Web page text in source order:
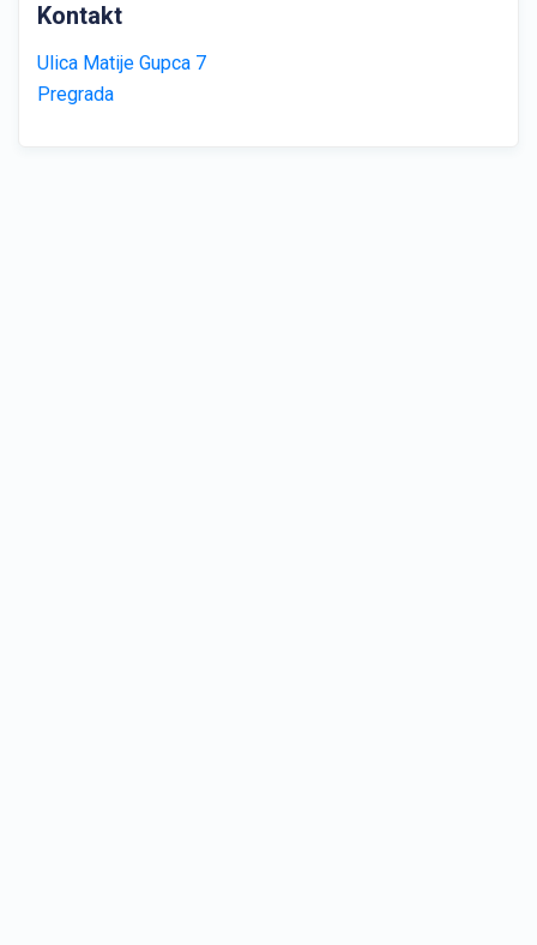
Kontakt
Ulica Matije Gupca 7
Pregrada